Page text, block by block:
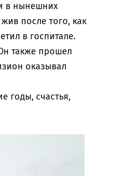
в нынешних
после того, как
в госпитале.
также прошел
оказывал
годы, счастья,